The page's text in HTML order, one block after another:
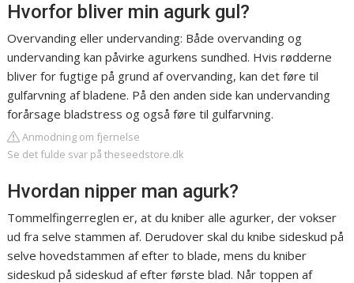
Hvorfor bliver min agurk gul?
Overvanding eller undervanding: Både overvanding og
undervanding kan påvirke agurkens sundhed. Hvis rødderne
bliver for fugtige på grund af overvanding, kan det føre til
gulfarvning af bladene. På den anden side kan undervanding
forårsage bladstress og også føre til gulfarvning.
Anmodning om fjernelse
Se det fulde svar på theseedstore.dk
Hvordan nipper man agurk?
Tommelfingerreglen er, at du kniber alle agurker, der vokser
ud fra selve stammen af. Derudover skal du knibe sideskud på
selve hovedstammen af efter to blade, mens du kniber
sideskud på sideskud af efter første blad. Når toppen af